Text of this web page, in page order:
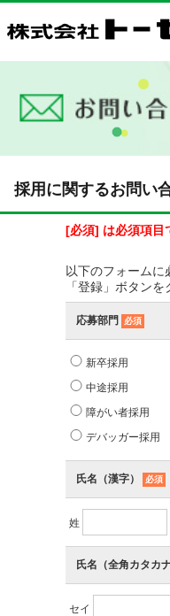
採用に関するお問い
[必須] は必須項目
以下のフォームに
「登録」ボタン
応募部門 必須
新卒採用
中途採用
障がい者採用
デバッガー採用
氏名（漢字） 必須
姓
氏名（全角カタカナ
セイ